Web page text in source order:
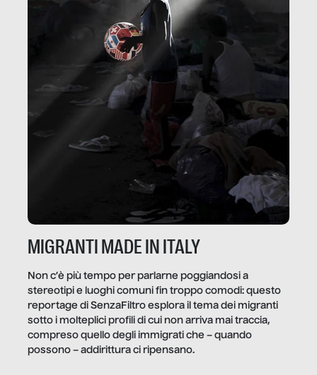
MIGRANTI MADE IN ITALY
Non c’è più tempo per parlarne poggiandosi a
stereotipi e luoghi comuni fin troppo comodi: questo
reportage di SenzaFiltro esplora il tema dei migranti
sotto i molteplici profili di cui non arriva mai traccia,
compreso quello degli immigrati che – quando
possono – addirittura ci ripensano.